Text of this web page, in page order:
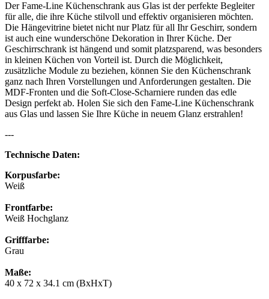
Der Fame-Line Küchenschrank aus Glas ist der perfekte Begleiter
für alle, die ihre Küche stilvoll und effektiv organisieren möchten.
Die Hängevitrine bietet nicht nur Platz für all Ihr Geschirr, sondern
ist auch eine wunderschöne Dekoration in Ihrer Küche. Der
Geschirrschrank ist hängend und somit platzsparend, was besonders
in kleinen Küchen von Vorteil ist. Durch die Möglichkeit,
zusätzliche Module zu beziehen, können Sie den Küchenschrank
ganz nach Ihren Vorstellungen und Anforderungen gestalten. Die
MDF-Fronten und die Soft-Close-Scharniere runden das edle
Design perfekt ab. Holen Sie sich den Fame-Line Küchenschrank
aus Glas und lassen Sie Ihre Küche in neuem Glanz erstrahlen!
---
Technische Daten:
Korpusfarbe:
Weiß
Frontfarbe:
Weiß Hochglanz
Grifffarbe:
Grau
Maße:
40 x 72 x 34.1 cm (BxHxT)